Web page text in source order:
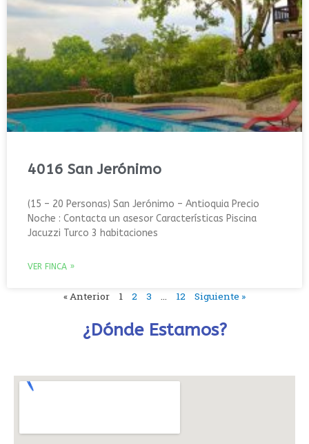
4016 San Jerónimo
(15 – 20 Personas) San Jerónimo – Antioquia Precio
Noche : Contacta un asesor Características Piscina
Jacuzzi Turco 3 habitaciones
VER FINCA »
« Anterior 1 2 3 … 12 Siguiente »
¿Dónde Estamos?